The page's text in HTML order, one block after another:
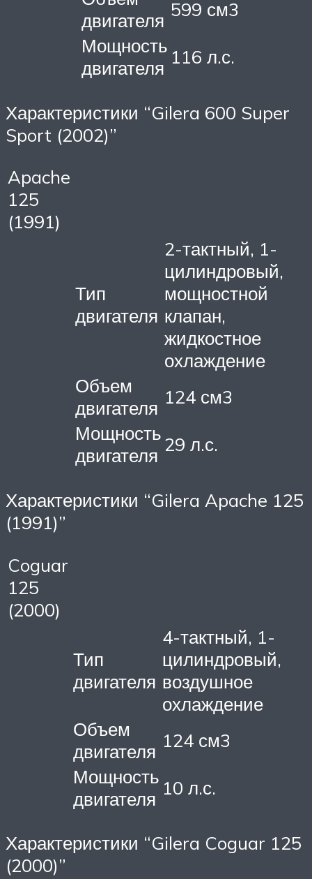
двигателя 599 см3
Мощность
двигателя 116 л.с.
Характеристики “Gilera 600 Super
Sport (2002)”
Apache
125
(1991)
Тип
двигателя
2-тактный, 1-
цилиндровый,
мощностной
клапан,
жидкостное
охлаждение
Объем
двигателя 124 см3
Мощность
двигателя 29 л.с.
Характеристики “Gilera Apache 125
(1991)”
Coguar
125
(2000)
Тип
двигателя
4-тактный, 1-
цилиндровый,
воздушное
охлаждение
Объем
двигателя 124 см3
Мощность
двигателя 10 л.с.
Характеристики “Gilera Coguar 125
(2000)”